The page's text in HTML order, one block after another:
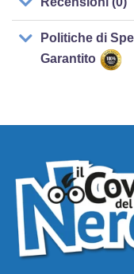
Politiche di
Garantito